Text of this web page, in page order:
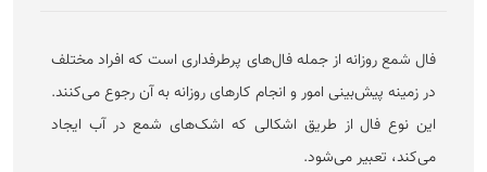
فال شمع روزانه از جمله فال‌های پرطرفداری است که افراد مختلف
در زمینه پیش‌بینی امور و انجام کار‌های روزانه به آن رجوع می‌کنند.
این نوع فال از طریق اشکالی که اشک‌های شمع در آب ایجاد
می‌کند، تعبیر می‌شود.